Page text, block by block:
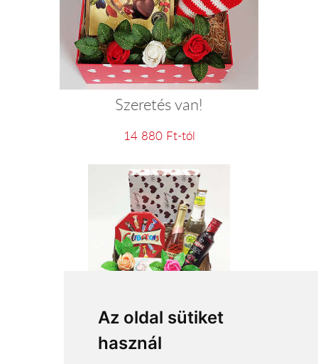
Az oldal sütiket
használ
Szeretés van!
14 880 Ft-tól
Boldog pillanat
21 920 Ft-tól